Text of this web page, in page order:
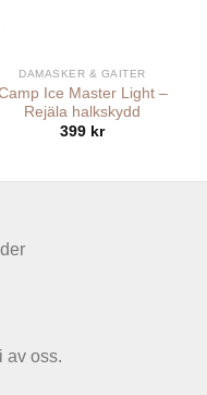
DAMASKER & GAITER
Ice Master Light –
Rejäla halkskydd
399 kr
av oss.